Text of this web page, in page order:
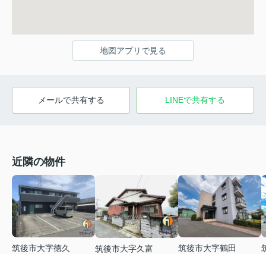
地図アプリで見る
メールで共有する LINEで共有する
近隣の物件
筑後市大字徳久
筑後市大字久富
筑後市大字鶴田